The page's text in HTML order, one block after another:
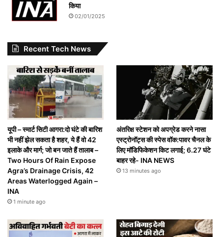
किया
02/01/2025
Recent Tech News
यूपी – स्मार्ट सिटी आगरा:दो घंटे की बारिश
भी नहीं झेल सकता है शहर, ये हैं वो 42
इलाके और मार्ग; जो बन जाते हैं तालाब –
Two Hours Of Rain Expose
Agra’s Drainage Crisis, 42
Areas Waterlogged Again –
INA
1 minute ago
अंतरिक्ष स्टेशन को अपग्रेड करने नासा
एस्ट्रोनॉट्स की स्पेस वॉक:पावर चैनल के
लिए मॉडिफिकेशन किट लगाई; 6.27 घंटे
बाहर रहे- INA NEWS
13 minutes ago